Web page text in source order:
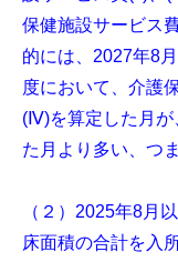
保健施設サービス
的には、2027年8
度において、介護
(Ⅳ)を算定した月が
た月より多い、つ
（２）2025年8月
床面積の合計を入